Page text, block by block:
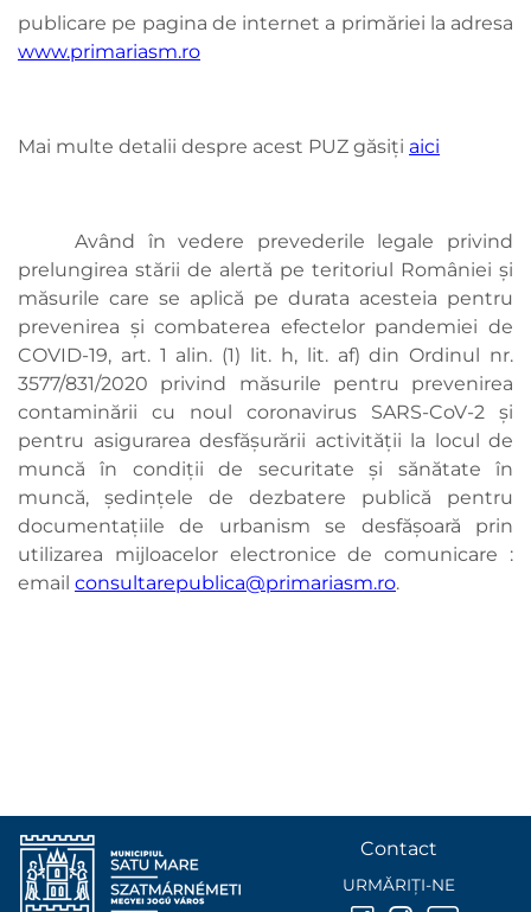
publicare pe pagina de internet a primăriei la adresa
www.primariasm.ro
Mai multe detalii despre acest PUZ găsiți aici
Având în vedere prevederile legale privind
prelungirea stării de alertă pe teritoriul României şi
măsurile care se aplică pe durata acesteia pentru
prevenirea şi combaterea efectelor pandemiei de
COVID-19, art. 1 alin. (1) lit. h, lit. af) din Ordinul nr.
3577/831/2020 privind măsurile pentru prevenirea
contaminării cu noul coronavirus SARS-CoV-2 şi
pentru asigurarea desfăşurării activităţii la locul de
muncă în condiţii de securitate şi sănătate în
muncă, ședințele de dezbatere publică pentru
documentațiile de urbanism se desfăşoară prin
utilizarea mijloacelor electronice de comunicare :
email consultarepublica@primariasm.ro.
Contact
URMĂRIȚI-NE